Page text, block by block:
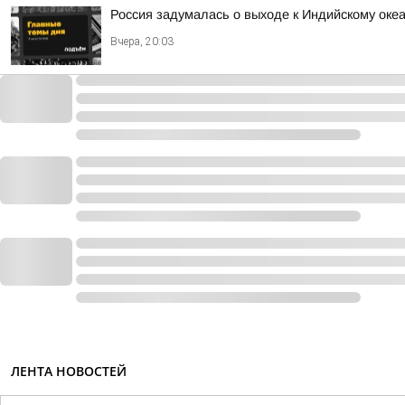
Россия задумалась о выходе к Индийскому
Вчера, 20:03
ЛЕНТА НОВОСТЕЙ